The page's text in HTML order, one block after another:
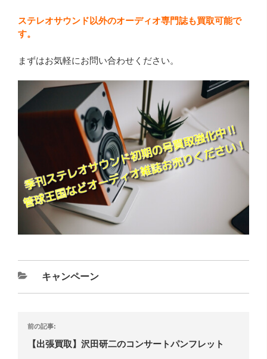
ステレオサウンド以外のオーディオ専門誌も買取可能で
す。
まずはお気軽にお問い合わせください。
キャンペーン
前の記事:
【出張買取】沢田研二のコンサートパンフレット